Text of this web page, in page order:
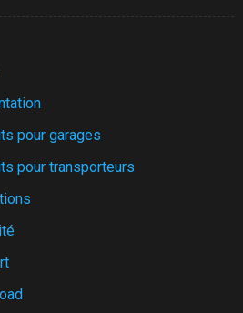
pour garages
pour transporteurs